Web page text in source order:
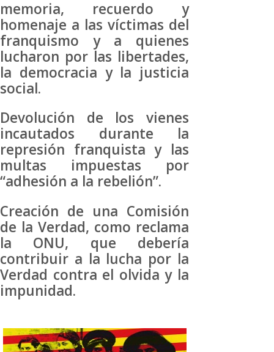
memoria, recuerdo y
homenaje a las víctimas del
franquismo y a quienes
lucharon por las libertades,
la democracia y la justicia
social.
Devolución de los vienes
incautados durante la
represión franquista y las
multas impuestas por
“adhesión a la rebelión”.
Creación de una Comisión
de la Verdad, como reclama
la ONU, que debería
contribuir a la lucha por la
Verdad contra el olvida y la
impunidad.